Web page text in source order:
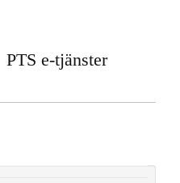
PTS e-tjänster